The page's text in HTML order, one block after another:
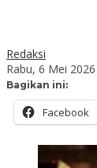
Redaksi
Rabu, 6 Mei
Bagikan ini:
Facebook